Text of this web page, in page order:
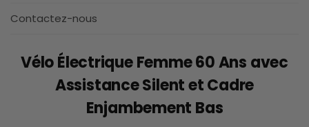
Contactez-nous
Vélo Électrique Femme 60 Ans avec
Assistance Silent et Cadre
Enjambement Bas